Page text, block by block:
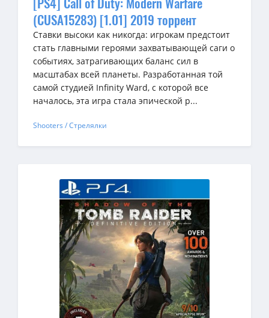
(CUSA15283) [1.01] 2019 торрент
Ставки высоки как никогда: игрокам предстоит
стать главными героями захватывающей саги о
событиях, затрагивающих баланс сил в
масштабах всей планеты. Разработанная той
самой студией Infinity Ward, с которой все
началось, эта игра стала эпической р...
Shooters / Стрелялки